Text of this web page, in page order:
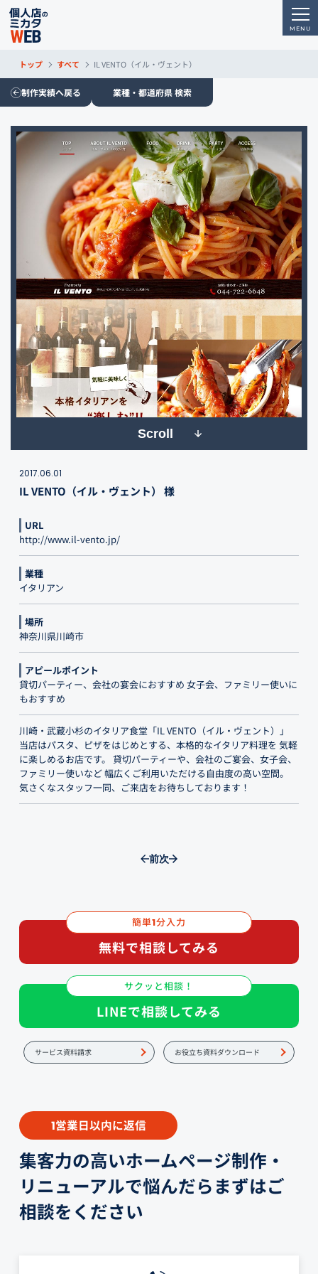
トップ すべて IL VENTO（イル・ヴェント）
制作実績へ戻る 業種・都道府県 検索
Scroll
2017.06.01
IL VENTO（イル・ヴェント） 様
URL
http://www.il-vento.jp/
業種
イタリアン
場所
神奈川県川崎市
アピールポイント
貸切パーティー、会社の宴会におすすめ 女子会、ファミリー使いに
もおすすめ
川崎・武蔵小杉のイタリア食堂「IL VENTO（イル・ヴェント）」
当店はパスタ、ピザをはじめとする、本格的なイタリア料理を 気軽
に楽しめるお店です。 貸切パーティーや、会社のご宴会、女子会、
ファミリー使いなど 幅広くご利用いただける自由度の高い空間。
気さくなスタッフ一同、ご来店をお待ちしております！
前次
簡単1分入力
無料で相談してみる
サクッと相談！
LINEで相談してみる
サービス資料請求 お役立ち資料ダウンロード
1営業日以内に返信
集客力の高いホームページ制作・
リニューアルで悩んだらまずはご
相談をください